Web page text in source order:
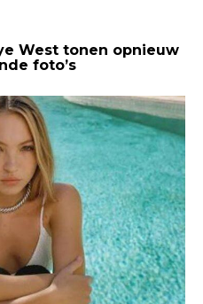
West tonen opnieuw
foto’s